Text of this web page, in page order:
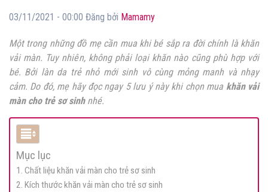
03/11/2021 - 00:00 Đăng bởi Mamamy
Một trong những đồ mẹ cần mua khi bé sắp ra đời chính là khăn
vải màn. Tuy nhiên, không phải loại khăn nào cũng phù hợp với
bé. Bởi làn da trẻ nhỏ mới sinh vô cùng mỏng manh và nhạy
cảm. Do đó, mẹ hãy đọc ngay 5 lưu ý này khi chọn mua khăn vải
màn cho trẻ sơ sinhnhé.
Mục lục
1. Chất liệu khăn vải màn cho trẻ sơ sinh
2. Kích thước khăn vải màn cho trẻ sơ sinh